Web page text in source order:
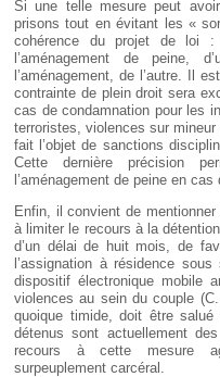
Si une telle mesure peut
prisons tout en évitant les «
cohérence du projet de loi :
l’aménagement de peine,
l’aménagement, de l’autre. Il
contrainte de plein droit sera
cas de condamnation pour les
terroristes, violences sur
fait l’objet de sanctions
Cette dernière précision
l’aménagement de peine en
Enfin, il convient de
à limiter le recours à la
d’un délai de huit mois, de
l’assignation à résidence
dispositif électronique mobile
violences au sein du couple
quoique timide, doit être
détenus sont actuellement
recours à cette mesure
surpeuplement carcéral.